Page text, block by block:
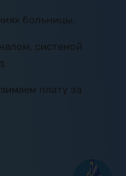
больницы.
системой
плату за